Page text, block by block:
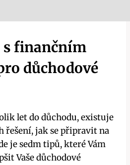
s finančním
důchodové
let do důchodu, existuje
jak se připravit na
je sedm tipů, které Vám
Vaše důchodové